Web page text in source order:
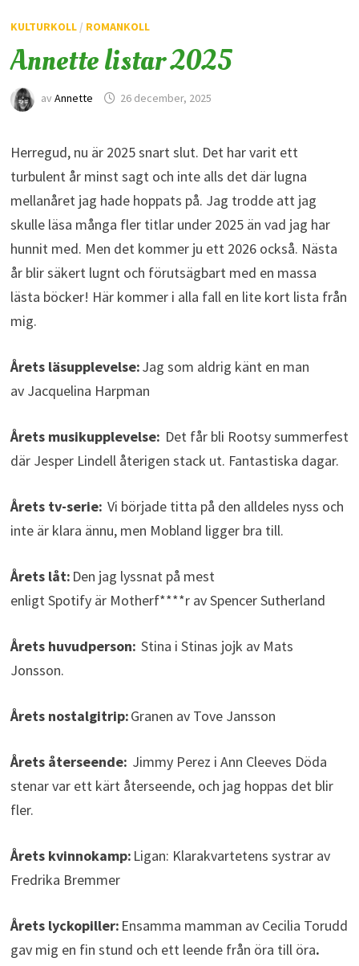
KULTURKOLL/ ROMANKOLL
Annette listar 2025
av Annette 26 december, 2025
Herregud, nu är 2025 snart slut. Det har varit ett
turbulent år minst sagt och inte alls det där lugna
mellanåret jag hade hoppats på. Jag trodde att jag
skulle läsa många fler titlar under 2025 än vad jag har
hunnit med. Men det kommer ju ett 2026 också. Nästa
år blir säkert lugnt och förutsägbart med en massa
lästa böcker! Här kommer i alla fall en lite kort lista från
mig.
Årets läsupplevelse:Jag som aldrig känt en man
av Jacquelina Harpman
Årets musikupplevelse: Det får bli Rootsy summerfest
där Jesper Lindell återigen stack ut. Fantastiska dagar.
Årets tv-serie: Vi började titta på den alldeles nyss och
inte är klara ännu, men Mobland ligger bra till.
Årets låt: Den jag lyssnat på mest
enligt Spotify är Motherf****r av Spencer Sutherland
Årets huvudperson: Stina i Stinas jojk av Mats
Jonsson.
Årets nostalgitrip:Granen av Tove Jansson
Årets återseende: Jimmy Perez i Ann Cleeves Döda
stenar var ett kärt återseende, och jag hoppas det blir
fler.
Årets kvinnokamp: Ligan: Klarakvartetens systrar av
Fredrika Bremmer
Årets lyckopiller: Ensamma mamman av Cecilia Torudd
gav mig en fin stund och ett leende från öra till öra.